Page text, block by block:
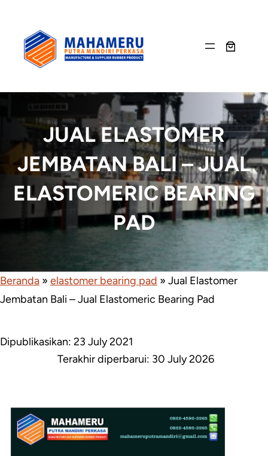
content
JUAL ELASTOMER
JEMBATAN BALI – JUAL
ELASTOMERIC BEARING
PAD
Beranda » elastomer bearing pad » Jual Elastomer
Jembatan Bali – Jual Elastomeric Bearing Pad
Dipublikasikan: 23 July 2021
Terakhir diperbarui: 30 July 2026